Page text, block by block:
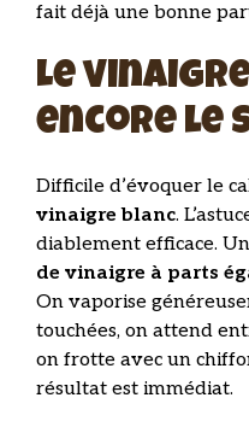
fait déjà une bonne
Le
encore le
Difficile d’évoquer le
vinaigre blanc.
diablement efficace.
de vinaigre à parts
On vaporise
touchées, on attend
on frotte avec un
résultat est immédiat.